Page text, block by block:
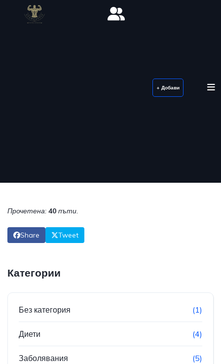
+ Добави
Прочетена: 40 пъти.
Share Tweet
Категории
Без категория (1)
Диети (4)
Заболявания (5)